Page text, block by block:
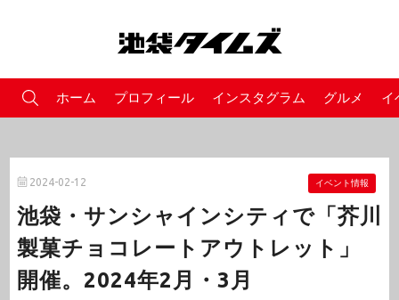
ホーム プロフィール インスタグラム グルメ イ
2024-02-12 イベント情報
池袋・サンシャインシティで「芥川
製菓チョコレートアウトレット」
開催。2024年2月・3月